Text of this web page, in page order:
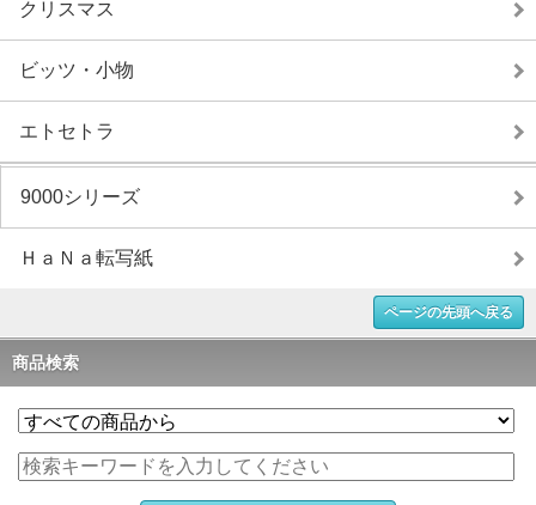
クリスマス
ビッツ・小物
エトセトラ
9000シリーズ
ＨａＮａ転写紙
ページの先頭へ戻る
商品検索